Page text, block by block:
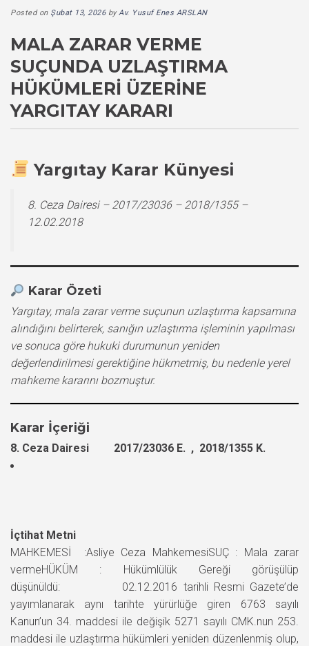
Posted on Şubat 13, 2026byAv. Yusuf Enes ARSLAN
MALA ZARAR VERME
SUÇUNDA UZLAŞTIRMA
HÜKÜMLERI ÜZERINE
YARGITAY KARARI
Yargıtay Karar Künyesi
8. Ceza Dairesi – 2017/23036 – 2018/1355 –
12.02.2018
Karar Özeti
Yargıtay, mala zarar verme suçunun uzlaştırma kapsamına
alındığını belirterek, sanığın uzlaştırma işleminin yapılması
ve sonuca göre hukuki durumunun yeniden
değerlendirilmesi gerektiğine hükmetmiş, bu nedenle yerel
mahkeme kararını bozmuştur.
Karar İçeriği
8. Ceza Dairesi 2017/23036 E. , 2018/1355 K.
İçtihat Metni
MAHKEMESİ :Asliye Ceza MahkemesiSUÇ : Mala zarar
vermeHÜKÜM : Hükümlülük Gereği görüşülüp
düşünüldü: 02.12.2016 tarihli Resmi Gazete’de
yayımlanarak aynı tarihte yürürlüğe giren 6763 sayılı
Kanun’un 34. maddesi ile değişik 5271 sayılı CMK.nun 253.
maddesi ile uzlaştırma hükümleri yeniden düzenlenmiş olup,